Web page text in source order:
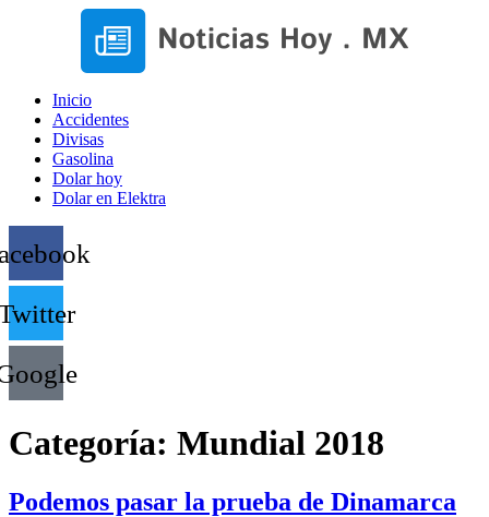
Inicio
Accidentes
Divisas
Gasolina
Dolar hoy
Dolar en Elektra
Categoría: Mundial 2018
Podemos pasar la prueba de Dinamarca